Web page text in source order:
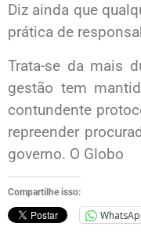
Diz ainda que
prática de
Trata-se da mais
gestão tem
contundente
repreender
governo. O Globo
Compartilhe isso: